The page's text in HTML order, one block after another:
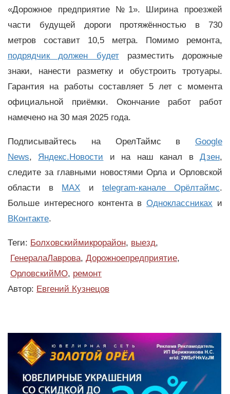
«Дорожное предприятие №1». Ширина проезжей
части будущей дороги протяжённостью в 730
метров составит 10,5 метра. Помимо ремонта,
подрядчик должен будетразместить дорожные
знаки, нанести разметку и обустроить тротуары.
Гарантия на работы составляет 5 лет с момента
официальной приёмки. Окончание работ работ
намечено на 30 мая 2025 года.
Подписывайтесь на ОрелТаймс в Google
News, Яндекс.Новости и на наш канал вДзен,
следите за главными новостями Орла и Орловской
области в MAX и telegram-канале Орёлтаймс.
Больше интересного контента вОдноклассниках и
ВКонтакте.
Теги: Болховскиймикрорайон, выезд,
ГенералаЛаврова, Дорожноепредприятие,
ОрловскийМО, ремонт
Автор: Евгений Кузнецов